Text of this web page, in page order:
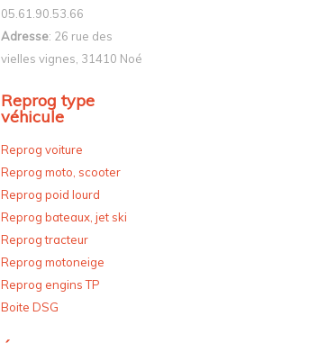
05.61.90.53.66
Adresse: 26 rue des
vielles vignes, 31410 Noé
Reprog type
véhicule
Reprog voiture
Reprog moto, scooter
Reprog poid lourd
Reprog bateaux, jet ski
Reprog tracteur
Reprog motoneige
Reprog engins TP
Boite DSG